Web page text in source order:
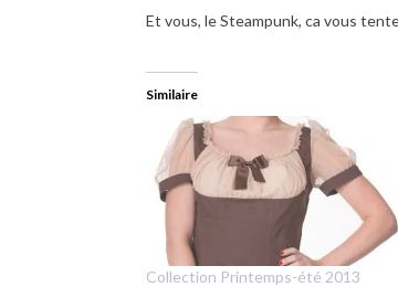
Et vous, le Steampunk, ca vous
Similaire
Collection Printemps-été 2013